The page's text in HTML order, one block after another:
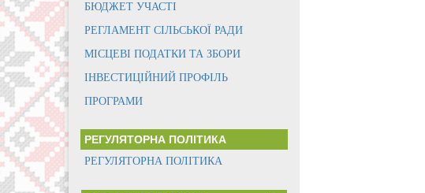
БЮДЖЕТ УЧАСТІ
РЕГЛАМЕНТ СІЛЬСЬКОЇ РАДИ
МІСЦЕВІ ПОДАТКИ ТА ЗБОРИ
ІНВЕСТИЦІЙНИЙ ПРОФІЛЬ
ПРОГРАМИ
РЕГУЛЯТОРНА ПОЛІТИКА
РЕГУЛЯТОРНА ПОЛІТИКА